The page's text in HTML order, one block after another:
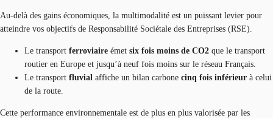
Au-delà des gains économiques, la multimodalité est un puissant levier pour
atteindre vos objectifs de Responsabilité Sociétale des Entreprises (RSE).
Le transport ferroviaire émet six fois moins de CO2 que le transport
routier en Europe et jusqu’à neuf fois moins sur le réseau Français.
Le transport fluvial affiche un bilan carbone cinq fois inférieur à celui
de la route.
Cette performance environnementale est de plus en plus valorisée par les